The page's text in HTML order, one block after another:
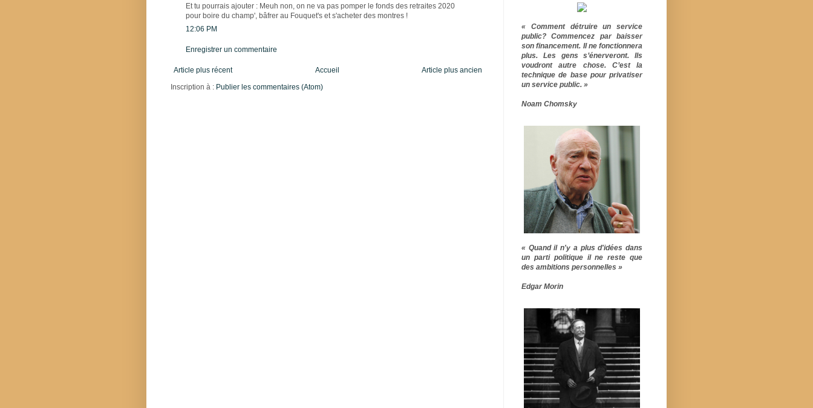
Et tu pourrais ajouter : Meuh non, on ne va pas pomper le fonds des retraites 2020
pour boire du champ', bâfrer au Fouquet's et s'acheter des montres !
12:06 PM
Enregistrer un commentaire
Article plus récent Article plus ancien
Accueil
Inscription à : Publier les commentaires (Atom)
« Comment détruire un service
public? Commencez par baisser
son financement. Il ne fonctionnera
plus. Les gens s’énerveront. Ils
voudront autre chose. C’est la
technique de base pour privatiser
un service public. »
Noam Chomsky
« Quand il n'y a plus d'idées dans
un parti politique il ne reste que
des ambitions personnelles »
Edgar Morin